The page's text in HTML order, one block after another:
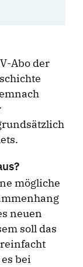
Abo der
mögliche
neuen
soll das
bei